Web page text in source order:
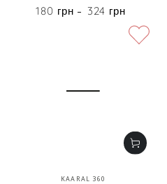
Цена
180 грн 324 грн
Бренд:
KAARAL 360